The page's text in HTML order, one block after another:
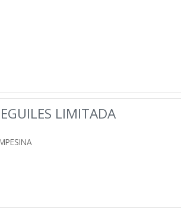
LIMITADA